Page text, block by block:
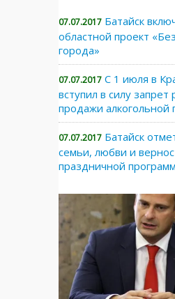
07.07.2017 Батайск
областной проект
города»
07.07.2017 С 1 июля в
вступил в силу запрет
продажи алкогольной
07.07.2017 Батайск
семьи, любви и
праздничной